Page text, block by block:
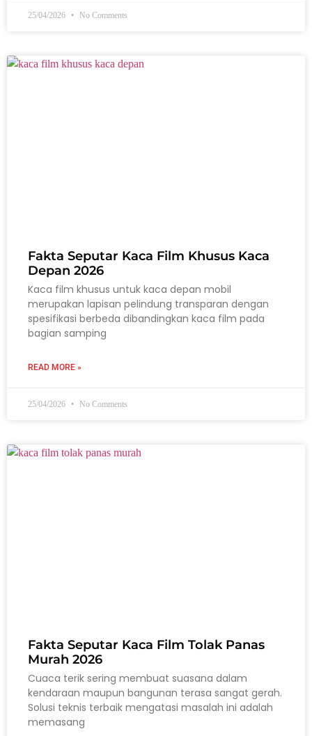
25/04/2026 No Comments
Fakta Seputar Kaca Film Khusus Kaca
Depan 2026
Kaca film khusus untuk kaca depan mobil
merupakan lapisan pelindung transparan dengan
spesifikasi berbeda dibandingkan kaca film pada
bagian samping
READ MORE »
25/04/2026 No Comments
Fakta Seputar Kaca Film Tolak Panas
Murah 2026
Cuaca terik sering membuat suasana dalam
kendaraan maupun bangunan terasa sangat gerah.
Solusi teknis terbaik mengatasi masalah ini adalah
memasang